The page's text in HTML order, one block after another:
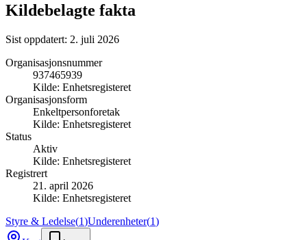
Kildebelagte fakta
Sist oppdatert: 2. juli 2026
Organisasjonsnummer
937465939
Kilde: Enhetsregisteret
Organisasjonsform
Enkeltpersonforetak
Kilde: Enhetsregisteret
Status
Aktiv
Kilde: Enhetsregisteret
Registrert
21. april 2026
Kilde: Enhetsregisteret
Styre & Ledelse(1)Underenheter(1)